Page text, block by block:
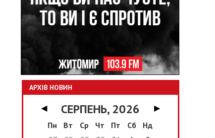
АРХІВ НОВИН
◀ СЕРПЕНЬ, 2026
▶
Пн
Вт Ср Чт Пт Сб
Нд